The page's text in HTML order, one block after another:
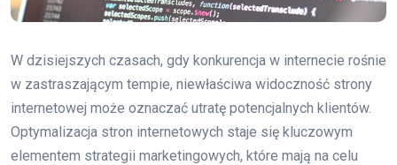
W dzisiejszych czasach, gdy konkurencja w internecie rośnie
w zastraszającym tempie, niewłaściwa widoczność strony
internetowej może oznaczać utratę potencjalnych klientów.
Optymalizacja stron internetowych staje się kluczowym
elementem strategii marketingowych, które mają na celu